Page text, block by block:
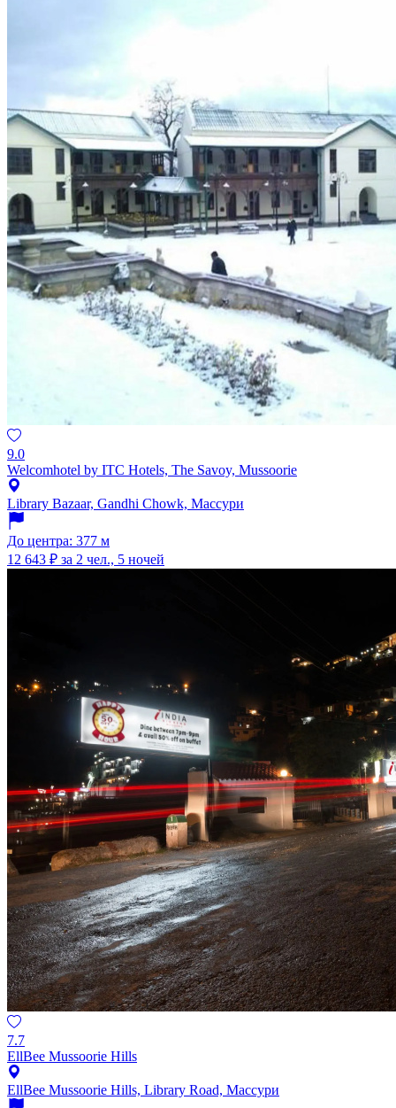
9.0
Welcomhotel by ITC Hotels, The Savoy, Mussoorie
Library Bazaar, Gandhi Chowk, Массури
До центра: 377 м
12 643 ₽ за 2 чел., 5 ночей
7.7
EllBee Mussoorie Hills
EllBee Mussoorie Hills, Library Road, Массури